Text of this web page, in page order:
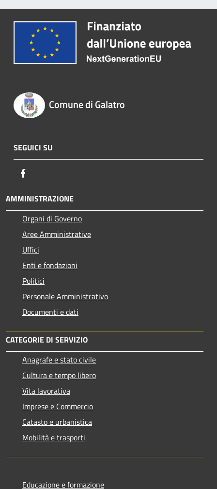
Comune di Galatro
SEGUICI SU
AMMINISTRAZIONE
Organi di Governo
Aree Amministrative
Uffici
Enti e fondazioni
Politici
Personale Amministrativo
Documenti e dati
CATEGORIE DI SERVIZIO
Anagrafe e stato civile
Cultura e tempo libero
Vita lavorativa
Imprese e Commercio
Catasto e urbanistica
Mobilità e trasporti
Educazione e formazione